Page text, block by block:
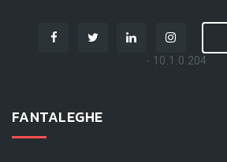
- 10.1.0.204
FANTALEGHE